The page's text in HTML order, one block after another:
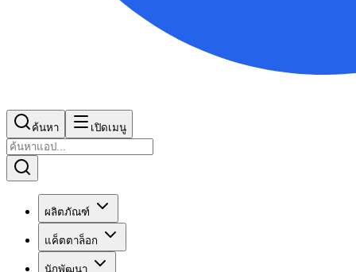
ค้นหา เปิดเมนู
ผลิตภัณฑ์
แค็ตตาล็อก
นักพัฒนา